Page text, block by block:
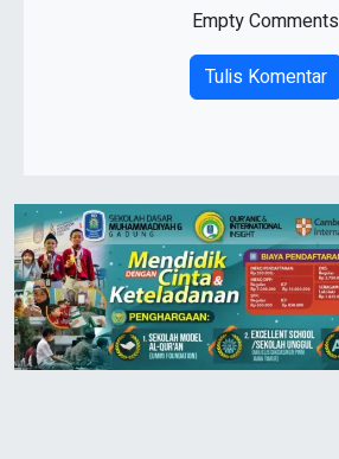
Empty Comments
Tulis Komentar